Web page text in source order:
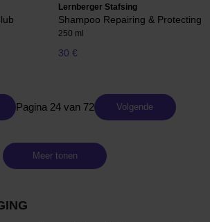
Lernberger Stafsing
Shampoo Repairing & Protecting
250 ml
30 €
Pagina 24 van 72 Volgende
Meer tonen